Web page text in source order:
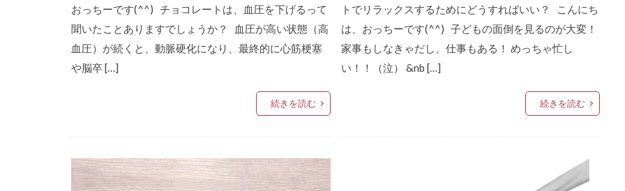
おっちーです(^^) チョコレートは、血圧を下げるって
聞いたことありますでしょうか？ 血圧が高い状態（高
血圧）が続くと、動脈硬化になり、最終的に心筋梗塞
や脳卒 […]
続きを読む
トでリラックスするためにどうすればいい？ こんにち
は、おっちーです(^^) 子どもの面倒を見るのが大変！
家事もしなきゃだし、仕事もある！ めっちゃ忙し
い！！（泣） &nb […]
続きを読む